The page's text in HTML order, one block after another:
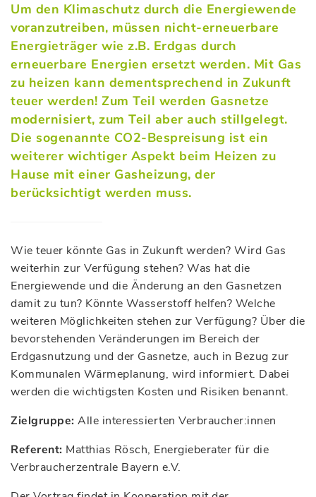
Um den Klimaschutz durch die Energiewende
voranzutreiben, müssen nicht-erneuerbare
Energieträger wie z.B. Erdgas durch
erneuerbare Energien ersetzt werden. Mit Gas
zu heizen kann dementsprechend in Zukunft
teuer werden! Zum Teil werden Gasnetze
modernisiert, zum Teil aber auch stillgelegt.
Die sogenannte CO2-Bespreisung ist ein
weiterer wichtiger Aspekt beim Heizen zu
Hause mit einer Gasheizung, der
berücksichtigt werden muss.
Wie teuer könnte Gas in Zukunft werden? Wird Gas
weiterhin zur Verfügung stehen? Was hat die
Energiewende und die Änderung an den Gasnetzen
damit zu tun? Könnte Wasserstoff helfen? Welche
weiteren Möglichkeiten stehen zur Verfügung? Über die
bevorstehenden Veränderungen im Bereich der
Erdgasnutzung und der Gasnetze, auch in Bezug zur
Kommunalen Wärmeplanung, wird informiert. Dabei
werden die wichtigsten Kosten und Risiken benannt.
Zielgruppe: Alle interessierten Verbraucher:innen
Referent: Matthias Rösch, Energieberater für die
Verbraucherzentrale Bayern e.V.